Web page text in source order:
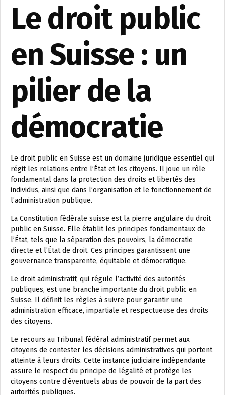
Le droit public
en Suisse : un
pilier de la
démocratie
Le droit public en Suisse est un domaine juridique essentiel qui
régit les relations entre l’État et les citoyens. Il joue un rôle
fondamental dans la protection des droits et libertés des
individus, ainsi que dans l’organisation et le fonctionnement de
l’administration publique.
La Constitution fédérale suisse est la pierre angulaire du droit
public en Suisse. Elle établit les principes fondamentaux de
l’État, tels que la séparation des pouvoirs, la démocratie
directe et l’État de droit. Ces principes garantissent une
gouvernance transparente, équitable et démocratique.
Le droit administratif, qui régule l’activité des autorités
publiques, est une branche importante du droit public en
Suisse. Il définit les règles à suivre pour garantir une
administration efficace, impartiale et respectueuse des droits
des citoyens.
Le recours au Tribunal fédéral administratif permet aux
citoyens de contester les décisions administratives qui portent
atteinte à leurs droits. Cette instance judiciaire indépendante
assure le respect du principe de légalité et protège les
citoyens contre d’éventuels abus de pouvoir de la part des
autorités publiques.